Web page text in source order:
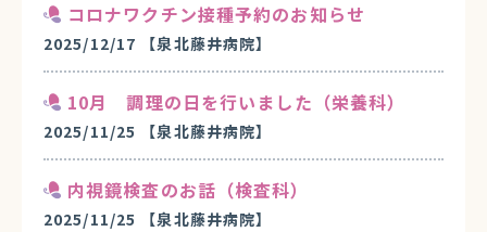
コロナワクチン接種予約のお知らせ
2025/12/17 【泉北藤井病院】
10月 調理の日を行いました（栄養科）
2025/11/25 【泉北藤井病院】
内視鏡検査のお話（検査科）
2025/11/25 【泉北藤井病院】